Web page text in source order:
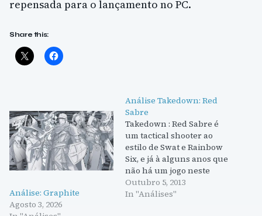
repensada para o lançamento no PC.
Share this:
Análise: Graphite
Agosto 3, 2026
Análise Takedown: Red
Sabre
Takedown : Red Sabre é
um tactical shooter ao
estilo de Swat e Rainbow
Six, e já à alguns anos que
não há um jogo neste
género de qualidade
superior. Infelizmente
Outubro 5, 2013
In "Análises"